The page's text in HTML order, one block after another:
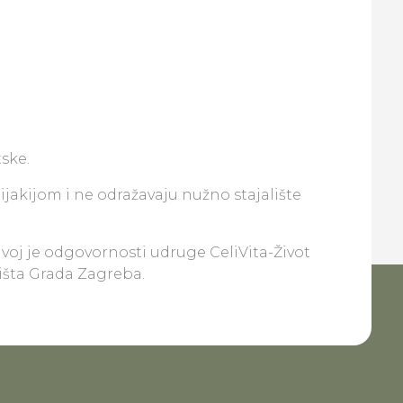
i ne odražavaju nužno stajalište
je odgovornosti udruge CeliVita-Život
Grada Zagreba.